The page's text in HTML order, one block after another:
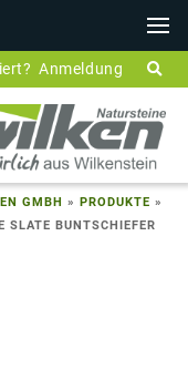
Anmeldung
GMBH » PRODUKTE »
SLATE BUNTSCHIEFER